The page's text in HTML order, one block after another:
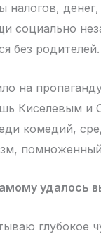
налогов,
социально
без родителей.
на
Киселевым и
комедий,
удалось
глубокое